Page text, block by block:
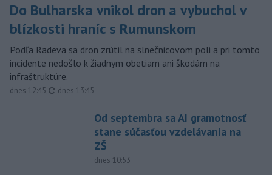
Do Bulharska vnikol dron a vybuchol v
blízkosti hraníc s Rumunskom
Podľa Radeva sa dron zrútil na slnečnicovom poli a pri tomto
incidente nedošlo k žiadnym obetiam ani škodám na
infraštruktúre.
dnes 12:45, aktualizované
dnes 13:45
Od septembra sa AI gramotnosť
stane súčasťou vzdelávania na
ZŠ
dnes 10:53